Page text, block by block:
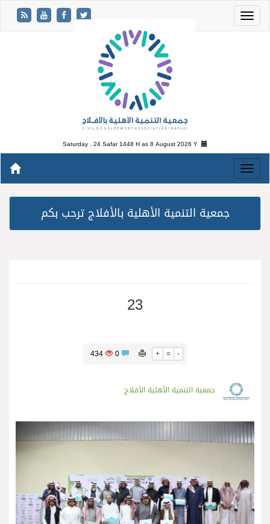
Saturday , 24 Safar 1448 H as8 August 2026 Y
جمعية التنمية الأهلية بالأفلاج ترحب بكم
23
+ = -
434
جمعية التنمية الأهلية الأفلاج